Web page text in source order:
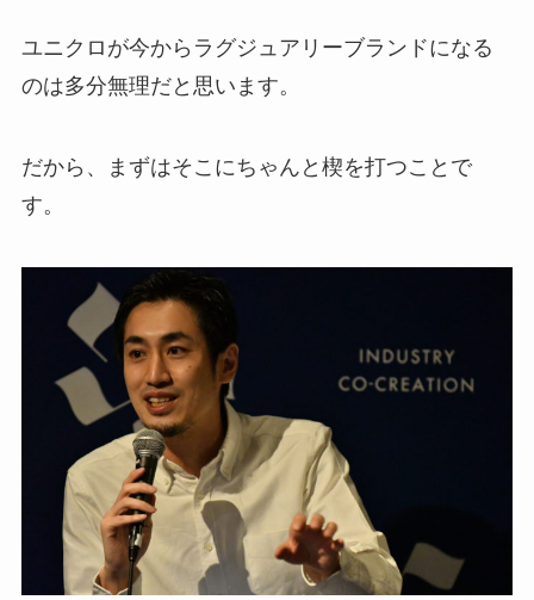
ユニクロが今からラグジュアリーブランドになる
のは多分無理だと思います。
だから、まずはそこにちゃんと楔を打つことで
す。